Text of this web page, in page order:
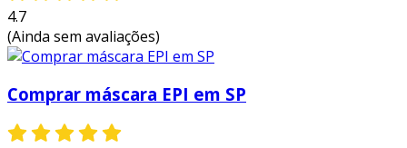
4.7
(Ainda sem avaliações)
Comprar máscara EPI em SP